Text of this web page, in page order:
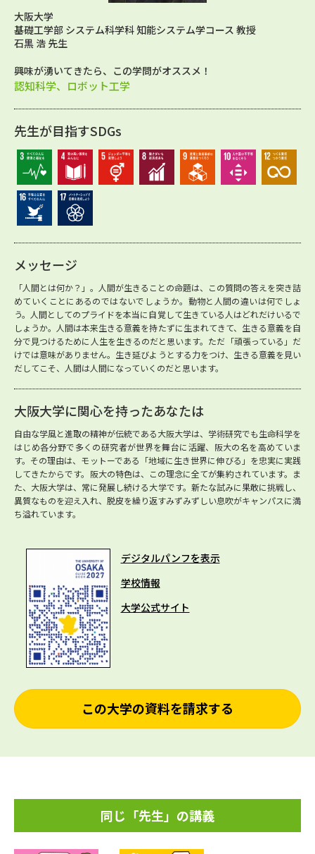
大阪大学
基礎工学部 システム科学科 知能システム学コース 教授
石黒 浩 先生
興味が湧いてきたら、この学問がオススメ！
認知科学、ロボット工学
先生が目指すSDGs
メッセージ
「人間とは何か？」。人間が生きることの命題は、この質問の答えを突き詰
めていくことにあるのではないでしょうか。動物と人間の違いは何でしょ
う。人間としてのプライドを本当に自覚して生きている人はどれだけいるで
しょうか。人間は本来生きる意義を持たずに生まれてきて、生きる意義を自
分で見つけるために人生を生きるのだと思います。ただ「頑張っている」だ
けでは意味がありません。生き延びようとする力をつけ、生きる意義を見い
だしてこそ、人間は人間になっていくのだと思います。
大阪大学に関心を持ったあなたは
自由な学風と進取の精神が伝統である大阪大学は、学術研究でも生命科学を
はじめ各分野で多くの研究者が世界を舞台に活躍、阪大の名を高めていま
す。その理由は、モットーである「地域に生き世界に伸びる」を忠実に実践
してきたからです。阪大の特色は、この理念に全てが集約されています。ま
た、大阪大学は、常に発展し続ける大学です。新たな試みに果敢に挑戦し、
異質なものを迎え入れ、脱皮を繰り返すみずみずしい息吹がキャンパスに満
ち溢れています。
デジタルパンフを表示
学校情報
大学公式サイト
この大学の資料を請求する
同じ「先生」の講義